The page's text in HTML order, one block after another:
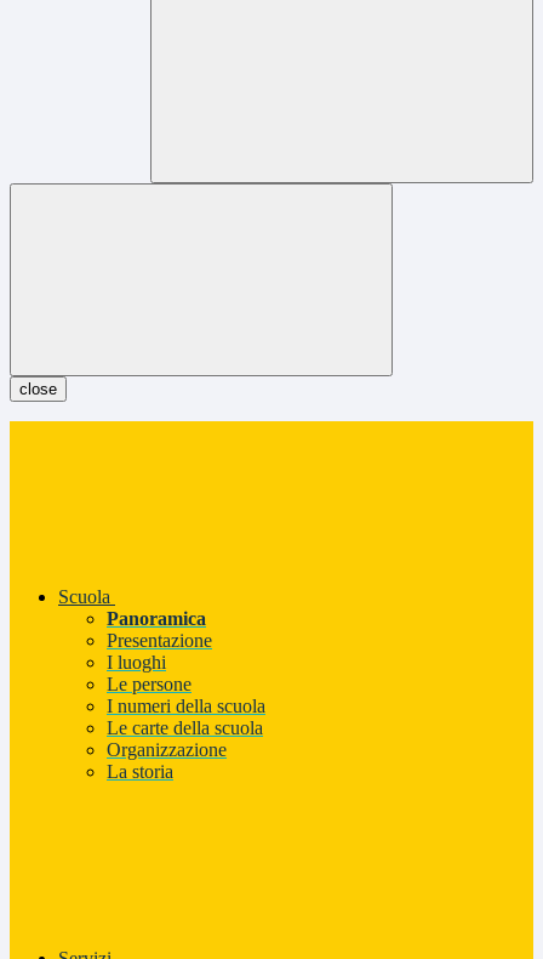
close
Scuola
Panoramica
Presentazione
I luoghi
Le persone
I numeri della scuola
Le carte della scuola
Organizzazione
La storia